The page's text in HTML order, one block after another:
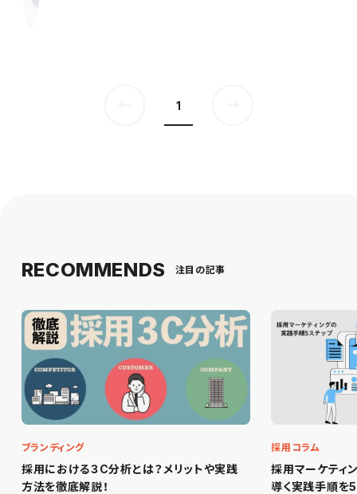
1
RECOMMENDS 注目の記事
採用における３C分析とは？メリットや実践
方法を徹底解説！
ブランディング
採用マーケティ
導く実践手順を
採用コラム